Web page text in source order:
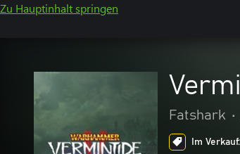
Zu Hauptinhalt springen
Fatshark •
Im